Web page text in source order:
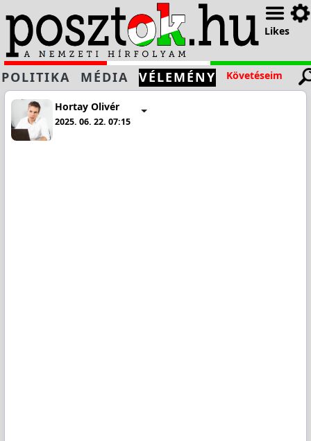
Likes
POLITIKA MÉDIA VÉLEMÉNY Követéseim
Hortay Olivér
2025. 06. 22. 07:15